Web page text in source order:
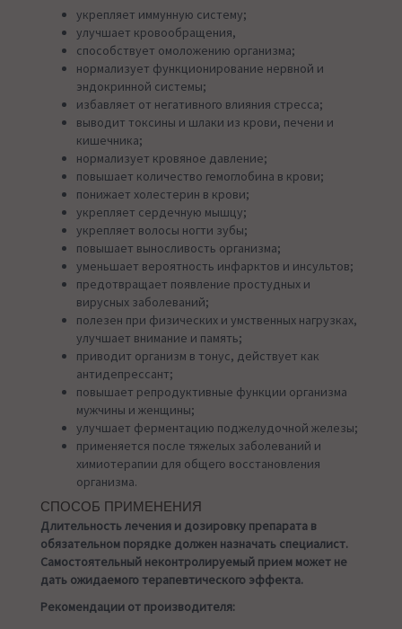
укрепляет иммунную систему;
улучшает кровообращения,
способствует омоложению организма;
нормализует функционирование нервной и
эндокринной системы;
избавляет от негативного влияния стресса;
выводит токсины и шлаки из крови, печени и
кишечника;
нормализует кровяное давление;
повышает количество гемоглобина в крови;
понижает холестерин в крови;
укрепляет сердечную мышцу;
укрепляет волосы ногти зубы;
повышает выносливость организма;
уменьшает вероятность инфарктов и инсультов;
предотвращает появление простудных и
вирусных заболеваний;
полезен при физических и умственных нагрузках,
улучшает внимание и память;
приводит организм в тонус, действует как
антидепрессант;
повышает репродуктивные функции организма
мужчины и женщины;
улучшает ферментацию поджелудочной железы;
применяется после тяжелых заболеваний и
химиотерапии для общего восстановления
организма.
СПОСОБ ПРИМЕНЕНИЯ
Длительность лечения и дозировку препарата в
обязательном порядке должен назначать специалист.
Самостоятельный неконтролируемый прием может не
дать ожидаемого терапевтического эффекта.
Рекомендации от производителя: